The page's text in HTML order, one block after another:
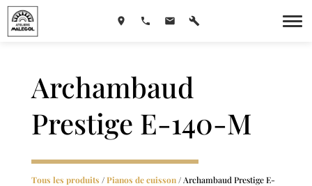
Archambaud
Prestige E-140-M
Tous les produits /Pianos de cuisson/ Archambaud Prestige E-